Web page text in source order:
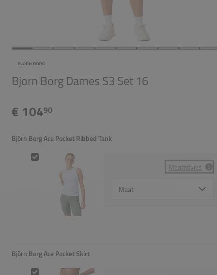
Bjorn Borg Dames S3 Set 16
€ 10490
Björn Borg Ace Pocket Ribbed Tank
Maatadvies
Björn Borg Ace Pocket Ribbed Tank
Björn Borg Ace Pocket Skirt
Björn Borg Ace Pocket Skirt